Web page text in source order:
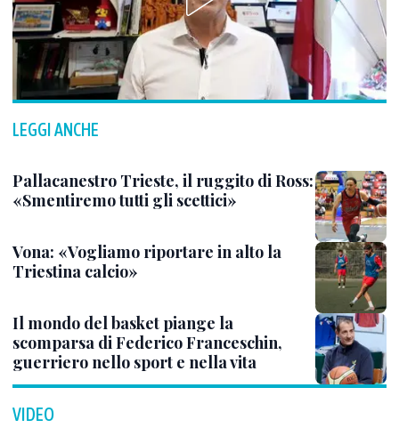
LEGGI ANCHE
Pallacanestro Trieste, il ruggito di Ross:
«Smentiremo tutti gli scettici»
Vona: «Vogliamo riportare in alto la
Triestina calcio»
Il mondo del basket piange la
scomparsa di Federico Franceschin,
guerriero nello sport e nella vita
VIDEO